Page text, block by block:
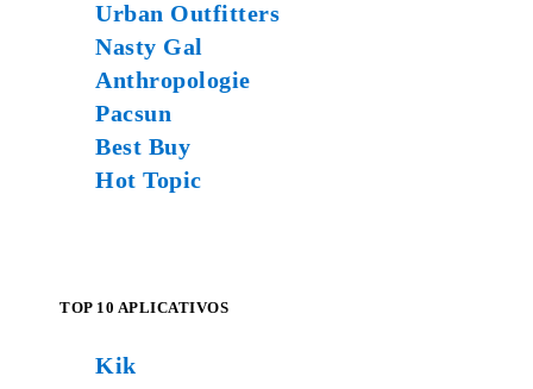
Urban Outfitters
Nasty Gal
Anthropologie
Pacsun
Best Buy
Hot Topic
TOP 10 APLICATIVOS
Kik